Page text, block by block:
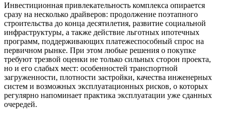
Инвестиционная привлекательность комплекса опирается
сразу на несколько драйверов: продолжение поэтапного
строительства до конца десятилетия, развитие социальной
инфраструктуры, а также действие льготных ипотечных
программ, поддерживающих платежеспособный спрос на
первичном рынке. При этом любые решения о покупке
требуют трезвой оценки не только сильных сторон проекта,
но и его слабых мест: особенностей транспортной
загруженности, плотности застройки, качества инженерных
систем и возможных эксплуатационных рисков, о которых
регулярно напоминает практика эксплуатации уже сданных
очередей.